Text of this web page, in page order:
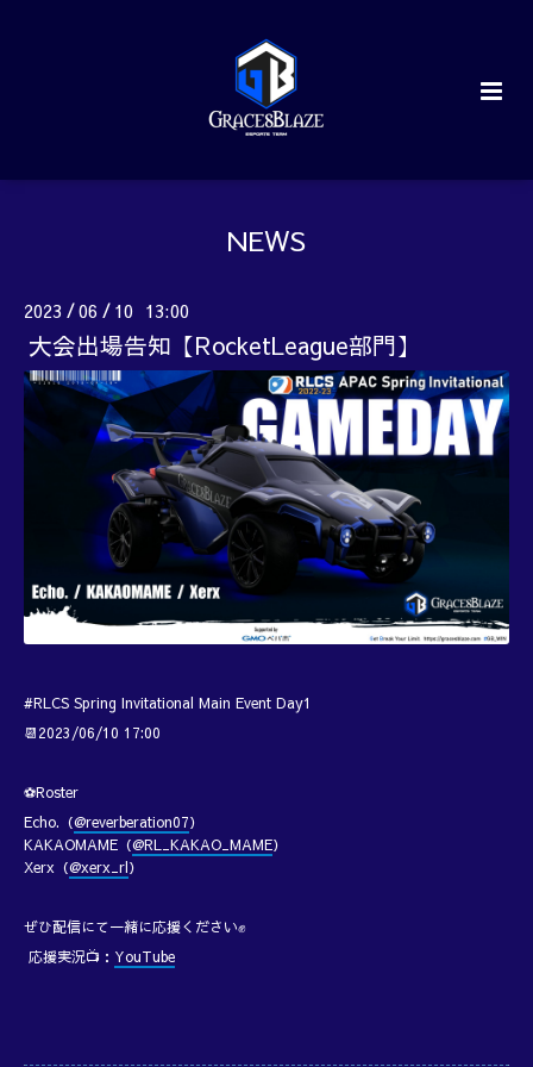
NEWS
2023 /06 / 10 13:00
大会出場告知【RocketLeague部門】
#RLCS Spring Invitational Main Event Day1
📆2023/06/10 17:00
⚽Roster
Echo.（@reverberation07）
KAKAOMAME（@RL_KAKAO_MAME）
Xerx（@xerx_rl）
ぜひ配信にて一緒に応援ください✊
応援実況📺： YouTube